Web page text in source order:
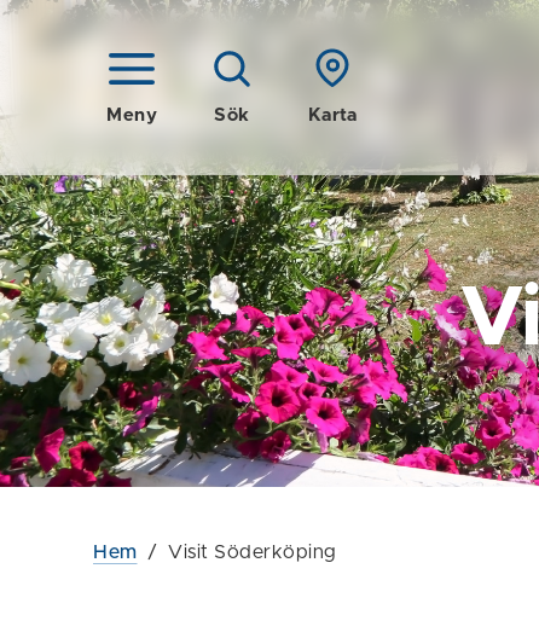
Meny Sök Karta
Hem / Visit Söderköping